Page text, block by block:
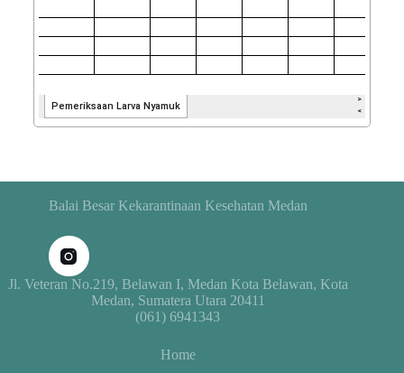
Balai Besar Kekarantinaan Kesehatan Medan
Jl. Veteran No.219, Belawan I, Medan Kota Belawan, Kota
Medan, Sumatera Utara 20411
(061) 6941343
Home